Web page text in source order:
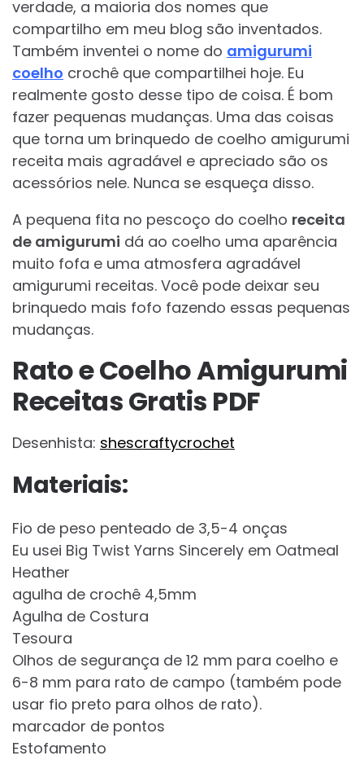
verdade, a maioria dos nomes que
compartilho em meu blog são inventados.
Também inventei o nome do amigurumi
coelho crochê que compartilhei hoje. Eu
realmente gosto desse tipo de coisa. É bom
fazer pequenas mudanças. Uma das coisas
que torna um brinquedo de coelho amigurumi
receita mais agradável e apreciado são os
acessórios nele. Nunca se esqueça disso.
A pequena fita no pescoço do coelho receita
de amigurumi dá ao coelho uma aparência
muito fofa e uma atmosfera agradável
amigurumi receitas. Você pode deixar seu
brinquedo mais fofo fazendo essas pequenas
mudanças.
Rato e Coelho Amigurumi
Receitas Gratis PDF
Desenhista: shescraftycrochet
Materiais:
Fio de peso penteado de 3,5-4 onças
Eu usei Big Twist Yarns Sincerely em Oatmeal
Heather
agulha de crochê 4,5mm
Agulha de Costura
Tesoura
Olhos de segurança de 12 mm para coelho e
6-8 mm para rato de campo (também pode
usar fio preto para olhos de rato).
marcador de pontos
Estofamento